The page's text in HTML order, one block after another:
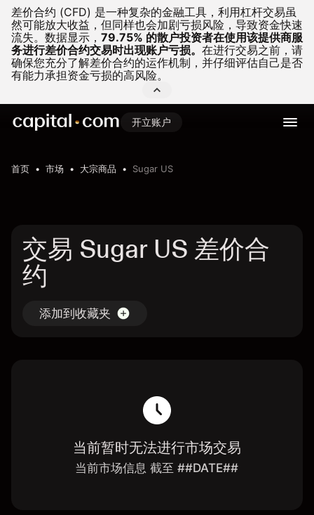
差价合约 (CFD) 是一种复杂的金融工具，利用杠杆交易虽
然可能放大收益，但同样也会加剧亏损风险，导致资金快速
流失。 数据显示， 79.75% 的散户投资者在使用该提供商服
务进行差价合约交易时出现账户亏损。 在进行交易之前，请
确保您充分了解差价合约的运作机制，并仔细评估自己是否
有能力承担资金亏损的高风险。
开立账户
首页 市场 大宗商品 Sugar US
交易 Sugar US 差价合
约
添加到收藏夹
当前暂时无法进行市场交易
当前市场信息 截至 ##DATE##